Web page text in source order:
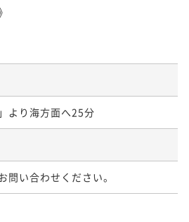
より海方面へ25分
問い合わせください。